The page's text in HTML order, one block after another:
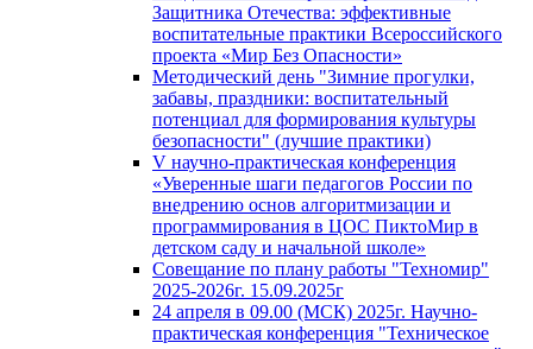
Защитника Отечества: эффективные
воспитательные практики Всероссийского
проекта «Мир Без Опасности»
Методический день "Зимние прогулки,
забавы, праздники: воспитательный
потенциал для формирования культуры
безопасности" (лучшие практики)
V научно-практическая конференция
«Уверенные шаги педагогов России по
внедрению основ алгоритмизации и
программирования в ЦОС ПиктоМир в
детском саду и начальной школе»
Совещание по плану работы "Техномир"
2025-2026г. 15.09.2025г
24 апреля в 09.00 (МСК) 2025г. Научно-
практическая конференция "Техническое